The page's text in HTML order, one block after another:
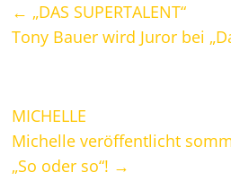
← „DAS SUPERTALENT“
Tony Bauer wird Juror bei
MICHELLE
Michelle veröffentlicht
„So oder so“! →